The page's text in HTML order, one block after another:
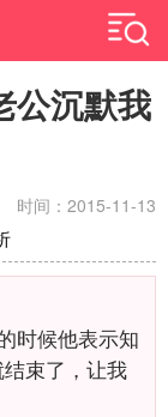
公沉默我
时间：2015-11-13
时候他表示知
束了，让我